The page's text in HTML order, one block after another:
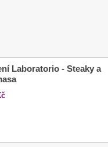
Laboratorio - Steaky a